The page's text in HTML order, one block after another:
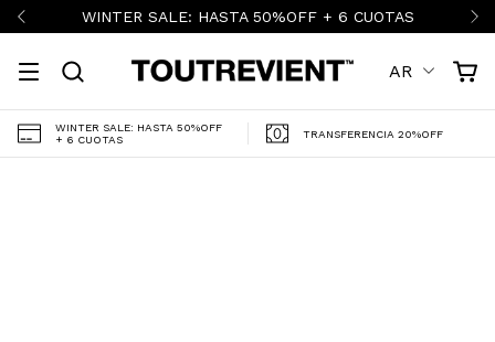
WINTER SALE: HASTA 50%OFF + 6 CUOTAS
AR
WINTER SALE: HASTA 50%OFF
+ 6 CUOTAS
TRANSFERENCIA 20%OFF